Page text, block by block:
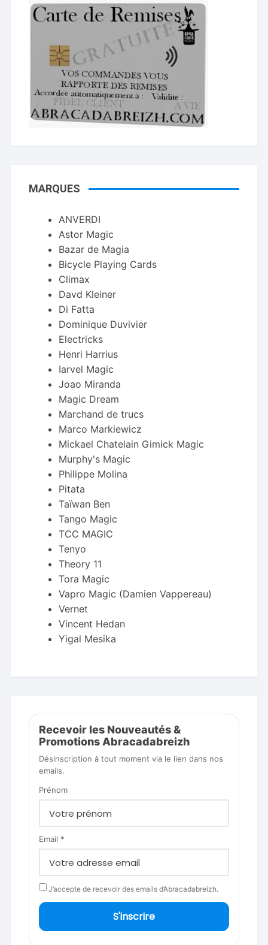
MARQUES
ANVERDI
Astor Magic
Bazar de Magia
Bicycle Playing Cards
Climax
Davd Kleiner
Di Fatta
Dominique Duvivier
Electricks
Henri Harrius
Iarvel Magic
Joao Miranda
Magic Dream
Marchand de trucs
Marco Markiewicz
Mickael Chatelain Gimick Magic
Murphy's Magic
Philippe Molina
Pitata
Taïwan Ben
Tango Magic
TCC MAGIC
Tenyo
Theory 11
Tora Magic
Vapro Magic (Damien Vappereau)
Vernet
Vincent Hedan
Yigal Mesika
Recevoir les Nouveautés &
Promotions Abracadabreizh
Désinscription à tout moment via le lien dans nos
emails.
Prénom
Email *
J’accepte de recevoir des emails d’Abracadabreizh.
S'inscrire